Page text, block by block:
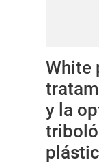
White
y la